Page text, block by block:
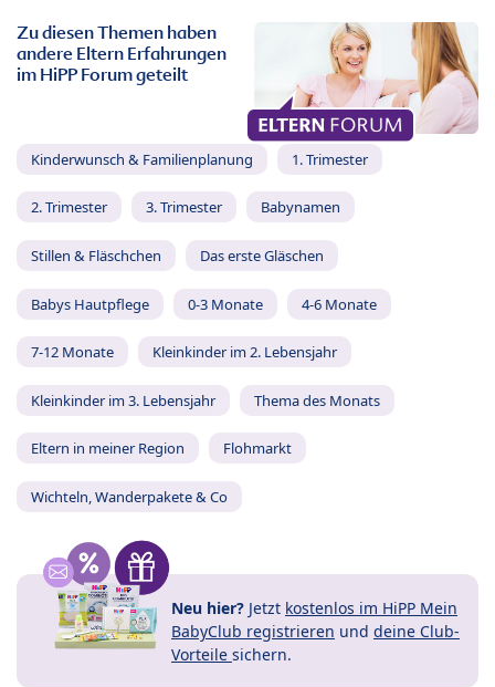
Zu diesen Themen haben
andere Eltern Erfahrungen
im HiPP Forum geteilt
Kinderwunsch & Familienplanung 1. Trimester
2. Trimester 3. Trimester Babynamen
Stillen & Fläschchen Das erste Gläschen
Babys Hautpflege 0-3 Monate 4-6 Monate
7-12 Monate Kleinkinder im 2. Lebensjahr
Kleinkinder im 3. Lebensjahr Thema des Monats
Eltern in meiner Region Flohmarkt
Wichteln, Wanderpakete & Co
Neu hier? Jetzt kostenlos im HiPP Mein
BabyClub registrieren und deine Club-
Vorteile sichern.